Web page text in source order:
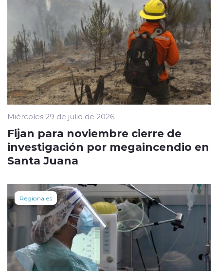
Miércoles 29 de julio de 2026
Fijan para noviembre cierre de
investigación por megaincendio en
Santa Juana
Regionales